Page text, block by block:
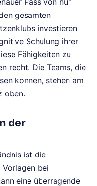
gesamten
investieren
Schulung ihrer
Fähigkeiten zu
recht. Die Teams, die
können, stehen am
oben.
der
ist die
bei
eine überragende